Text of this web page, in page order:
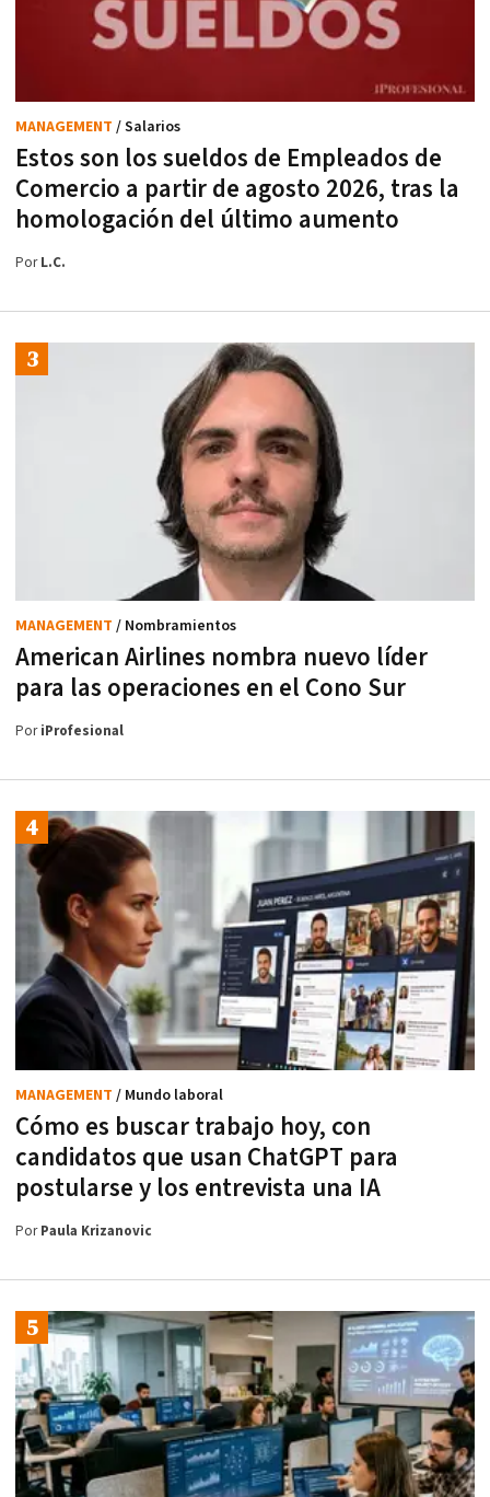
Estos son los sueldos de Empleados de
Comercio a partir de agosto 2026, tras la
homologación del último aumento
MANAGEMENT / Salarios
PorL.C.
American Airlines nombra nuevo líder
para las operaciones en el Cono Sur
MANAGEMENT / Nombramientos
PoriProfesional
Cómo es buscar trabajo hoy, con
candidatos que usan ChatGPT para
postularse y los entrevista una IA
MANAGEMENT / Mundo laboral
PorPaula Krizanovic